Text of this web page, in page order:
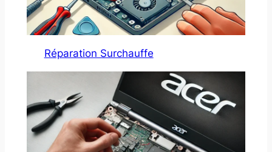
Réparation Surchauffe